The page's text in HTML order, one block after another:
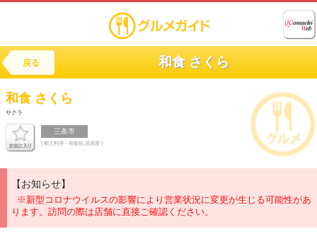
戻る 和食 さくら
和食 さくら
サクラ
三条市
[ 郷土料理・和食処,居酒屋 ]
【お知らせ】
※新型コロナウイルスの影響により営業状況に変更が生じる可能性があ
ります。訪問の際は店舗に直接ご確認ください。